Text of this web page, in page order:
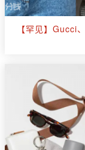
【罕见】Gucci